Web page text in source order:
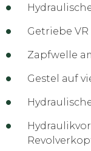
Getriebe
Zapfwelle
Gestel auf